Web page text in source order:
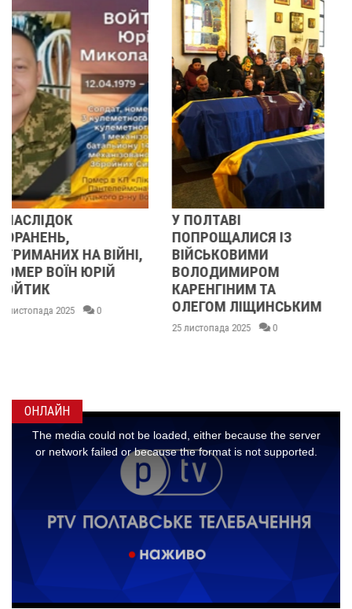
У ПОЛТАВІ
ПОПРОЩАЛИСЯ ІЗ
ВІЙСЬКОВИМИ
ВОЛОДИМИРОМ
КАРЕНГІНИМ ТА
ОЛЕГОМ ЛІЩИНСЬКИМ
У ПОЛТАВІ
ПОПРОЩАЛИСЯ ІЗ
БІЙЦЯМИ
ОЛЕКСАНДРОМ
ІВАЩЕНКОМ,
ДМИТРОМ
КИСЛИЧЕНКОМ ТА
ОНЛАЙН